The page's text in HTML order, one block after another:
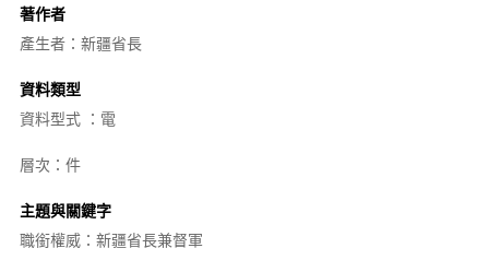
著作者
產生者：新疆省長
資料類型
資料型式 ：電
層次：件
主題與關鍵字
職銜權威：新疆省長兼督軍